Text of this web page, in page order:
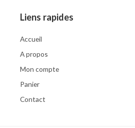
Liens rapides
Accueil
A propos
Mon compte
Panier
Contact